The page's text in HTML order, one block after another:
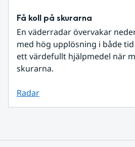
Få koll på skurarna
En väderradar övervakar
med hög upplösning i både
ett värdefullt hjälpmedel när
skurarna.
Radar